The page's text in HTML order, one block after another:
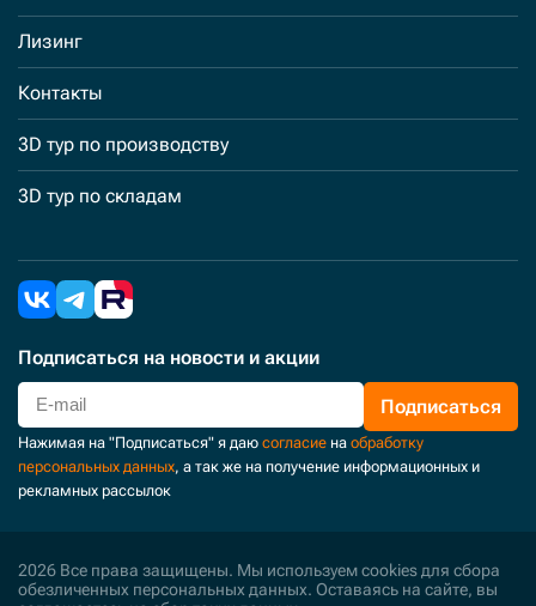
Лизинг
Контакты
3D тур по производству
3D тур по складам
Подписаться на новости и акции
Подписаться
Нажимая на "Подписаться" я даю согласие на обработку
персональных данных, а так же на получение информационных и
рекламных рассылок
2026 Все права защищены. Мы используем cookies для сбора
обезличенных персональных данных. Оставаясь на сайте, вы